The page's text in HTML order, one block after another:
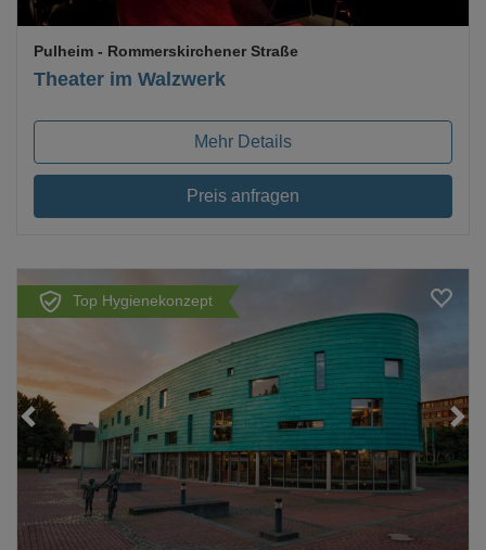
Theater im Walzwerk
Pulheim - Rommerskirchener Straße
Mehr Details
Preis anfragen
Top Hygienekonzept
Loading...